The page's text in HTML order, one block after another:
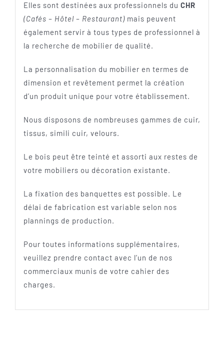
Elles sont destinées aux professionnels du CHR
(Cafés – Hôtel – Restaurant)mais peuvent
également servir à tous types de professionnel à
la recherche de mobilier de qualité.
La personnalisation du mobilier en termes de
dimension et revêtement permet la création
d’un produit unique pour votre établissement.
Nous disposons de nombreuses gammes de cuir,
tissus, simili cuir, velours.
Le bois peut être teinté et assorti aux restes de
votre mobiliers ou décoration existante.
La fixation des banquettes est possible. Le
délai de fabrication est variable selon nos
plannings de production.
Pour toutes informations supplémentaires,
veuillez prendre contact avec l’un de nos
commerciaux munis de votre cahier des
charges.